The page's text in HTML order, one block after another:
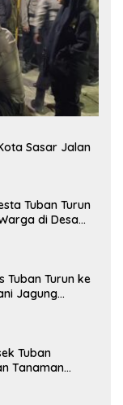
Sasar Jalan
Tuban Turun
di Desa
Tuban Turun ke
Jagung
Tuban
Tanaman